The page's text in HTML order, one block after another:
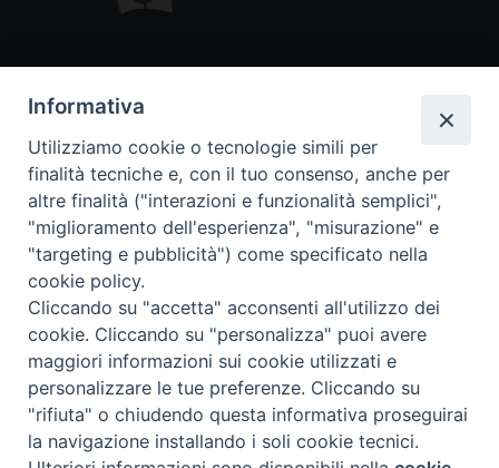
86170 Isernia
086550849
segreteria@diocesiiserniavenafro.it
I nostri social
Copyright © 2018 - Diocesi di Isernia-Venafro (C.F.
90008750946). Riproduzione solo con permesso.
Tutti i diritti sono riservati
Informativa
Utilizziamo cookie o tecnologie simili per
finalità tecniche e, con il tuo consenso, anche per
altre finalità ("interazioni e funzionalità semplici",
"miglioramento dell'esperienza", "misurazione" e
"targeting e pubblicità") come specificato nella
cookie policy.
Cliccando su "accetta" acconsenti all'utilizzo dei
cookie. Cliccando su "personalizza" puoi avere
maggiori informazioni sui cookie utilizzati e
personalizzare le tue preferenze. Cliccando su
"rifiuta" o chiudendo questa informativa proseguirai
la navigazione installando i soli cookie tecnici.